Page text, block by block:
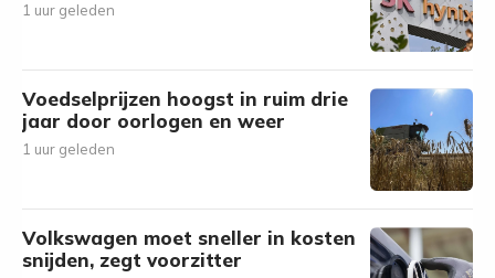
1 uur geleden
Voedselprijzen hoogst in ruim drie
jaar door oorlogen en weer
1 uur geleden
Volkswagen moet sneller in kosten
snijden, zegt voorzitter